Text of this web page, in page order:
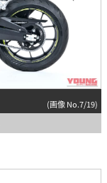
(画像 No.7/19)